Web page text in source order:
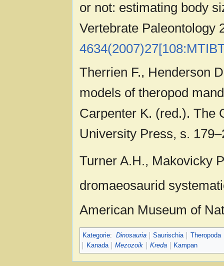
or not: estimating body
Vertebrate Paleontology
Therrien F., Henderson
models of theropod
Carpenter K. (red.). The
University Press, s.
Turner A.H., Makovicky
dromaeosaurid
American Museum of
Kategorie: Dinosauria Saurischia
Theropoda
Kanada
Mezozoik Kreda Kampan